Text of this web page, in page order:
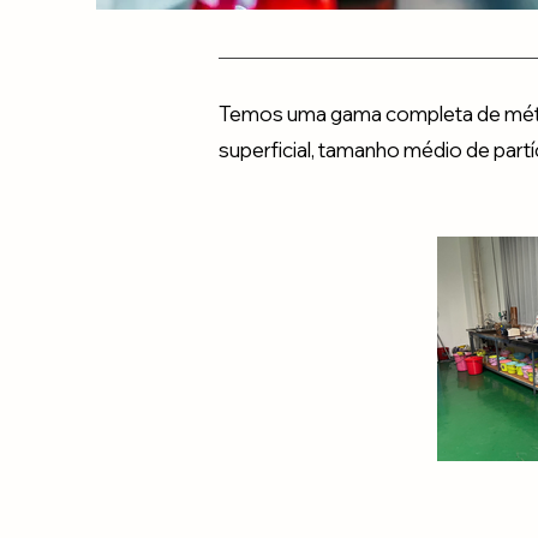
Temos uma gama completa de
superficial, tamanho médio de